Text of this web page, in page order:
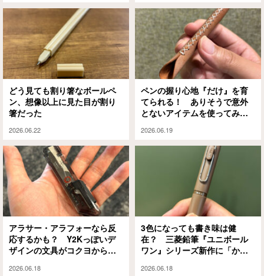
どう見ても割り箸なボールペ
ン、想像以上に見た目が割り
箸だった
2026.06.22
ペンの握り心地『だけ』を育
てられる！ ありそうで意外
とないアイテムを使ってみた
2026.06.19
アラサー・アラフォーなら反
応するかも？ Y2Kっぽいデ
ザインの文具がコクヨから出
2026.06.18
3色になっても書き味は健
在？ 三菱鉛筆『ユニボール
ワン』シリーズ新作に「かわ
2026.06.18